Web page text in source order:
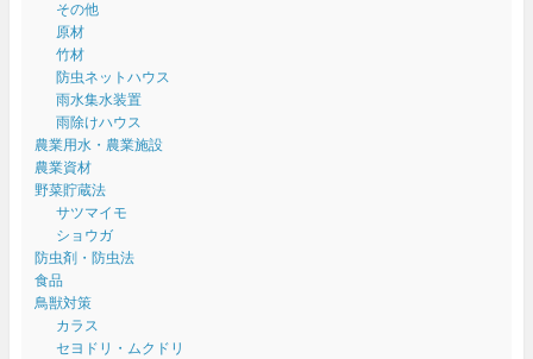
その他
原材
竹材
防虫ネットハウス
雨水集水装置
雨除けハウス
農業用水・農業施設
農業資材
野菜貯蔵法
サツマイモ
ショウガ
防虫剤・防虫法
食品
鳥獣対策
カラス
セヨドリ・ムクドリ